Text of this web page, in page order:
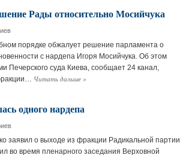
Рады относительно Мосийчука
порядке обжалует решение парламента о
с нардепа Игоря Мосийчука. Об этом
Печерского суда Киева, сообщает 24 канал,
Читать дальше »
одного нардепа
заявил о выходе из фракции Радикальной партии
во время пленарного заседания Верховной